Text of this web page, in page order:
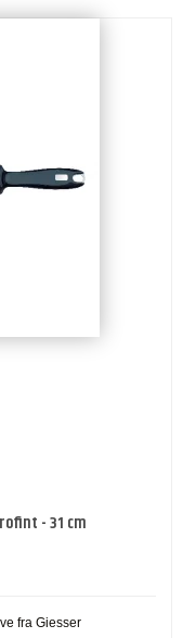
- 31 cm
fra Giesser